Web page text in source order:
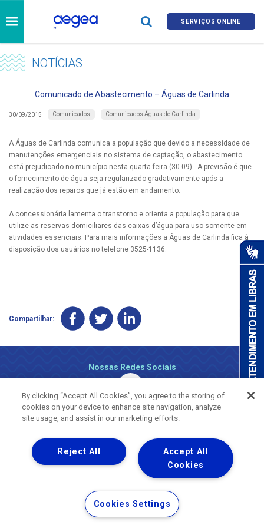
SERVIÇOS ONLINE
NOTÍCIAS
Comunicado de Abastecimento – Águas de Carlinda
30/09/2015 Comunicados Comunicados Águas de Carlinda
A Águas de Carlinda comunica a população que devido a necessidade de
manutenções emergenciais no sistema de captação, o abastecimento
está prejudicado no município nesta quarta-feira (30.09). A previsão é que
o fornecimento de água seja regularizado gradativamente após a
realização dos reparos que já estão em andamento.
A concessionária lamenta o transtorno e orienta a população para que
utilize as reservas domiciliares das caixas-d’água para uso somente em
atividades essenciais. Para mais informações a Águas de Carlinda fica à
disposição dos usuários no telefone 3525-1136.
Compartilhar:
Nossas Redes Sociais
Uma empresa
Copyright ® 2026 - Todos os Direitos Reservados.
Nossa natureza movimenta a vida
Termos Gerais de Uso de Sites e Aplicativos
Política de Privacidade e Proteção de Dados
By clicking “Accept All Cookies”, you agree to the storing of
cookies on your device to enhance site navigation, analyze
site usage, and assist in our marketing efforts.
Accept All
Cookies
Reject All
Cookies Settings